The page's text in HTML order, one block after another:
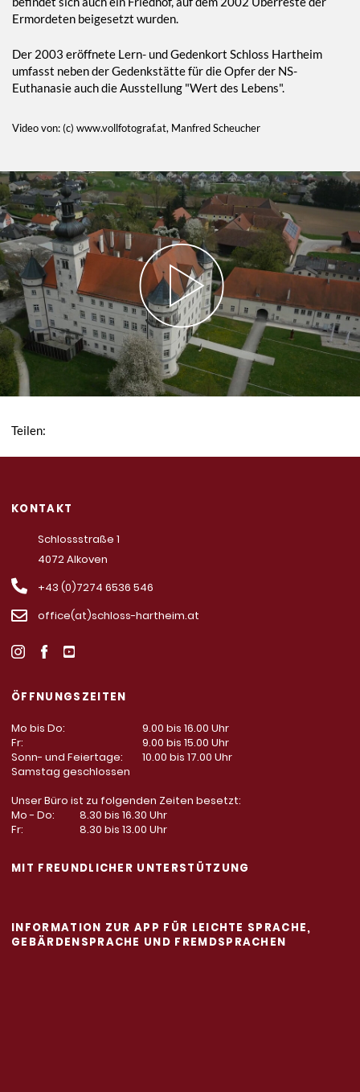
Ermordeten beigesetzt wurden.
Der 2003 eröffnete Lern- und Gedenkort Schloss Hartheim
umfasst neben der Gedenkstätte für die Opfer der NS-
Euthanasie auch die Ausstellung "Wert des Lebens".
Video von: (c) www.vollfotograf.at, Manfred Scheucher
Teilen:
KONTAKT
Schlossstraße 1
4072 Alkoven
+43 (0)7274 6536 546
office(at)schloss-hartheim.at
ÖFFNUNGSZEITEN
Mo bis Do:
9.00 bis 16.00 Uhr
Fr:
9.00 bis 15.00 Uhr
Sonn- und Feiertage:
10.00 bis 17.00 Uhr
Samstag geschlossen
Unser Büro ist zu folgenden Zeiten besetzt:
Mo - Do:
8.30 bis 16.30 Uhr
Fr:
8.30 bis 13.00 Uhr
MIT FREUNDLICHER UNTERSTÜTZUNG
INFORMATION ZUR APP FÜR LEICHTE SPRACHE,
GEBÄRDENSPRACHE UND FREMDSPRACHEN